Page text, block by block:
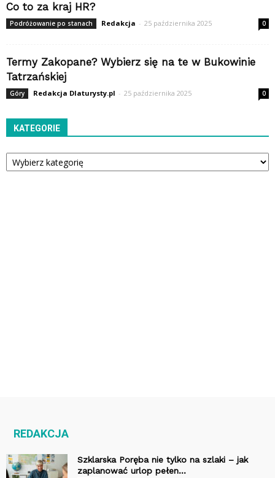
Co to za kraj HR?
Podróżowanie po stanach Redakcja - 25 października 2025 0
Termy Zakopane? Wybierz się na te w Bukowinie
Tatrzańskiej
Góry Redakcja Dlaturysty.pl - 25 października 2025 0
KATEGORIE
Kategorie
REDAKCJA
Szklarska Poręba nie tylko na szlaki – jak
zaplanować urlop pełen...